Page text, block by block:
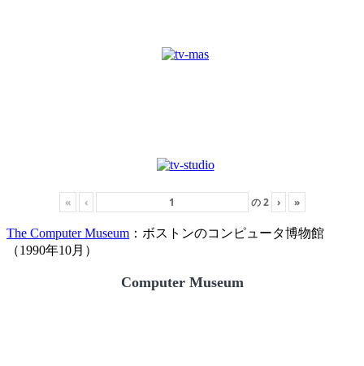
« ‹ の2 › »
The Computer Museum ：ボストンのコンピュータ博物館
（1990年10月）
Computer Museum